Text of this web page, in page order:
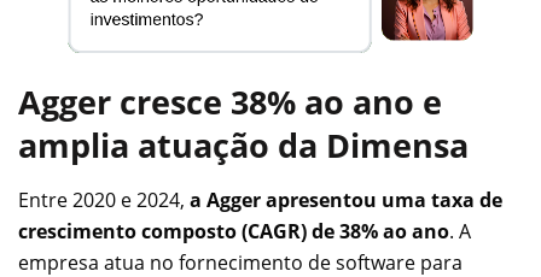
Agger cresce 38% ao ano e
amplia atuação da Dimensa
Entre 2020 e 2024, a Agger apresentou uma taxa de
crescimento composto (CAGR) de 38% ao ano. A
empresa atua no fornecimento de software para